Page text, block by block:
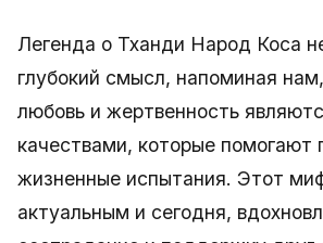
Легенда о Тханди Народ Коса
глубокий смысл, напоминая
любовь и жертвенность
качествами, которые помогают
жизненные испытания. Этот
актуальным и сегодня,